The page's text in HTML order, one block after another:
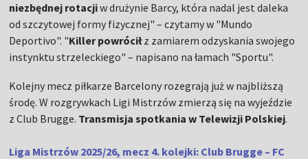
niezbędnej rotacjiw drużynie Barcy, która nadal jest daleka
od szczytowej formy fizycznej" – czytamy w "Mundo
Deportivo". "Killer powróciłz zamiarem odzyskania swojego
instynktu strzeleckiego" – napisano na łamach "Sportu".
Kolejny mecz piłkarze Barcelony rozegrają już w najbliższą
środę. W rozgrywkach Ligi Mistrzów zmierzą się na wyjeździe
z Club Brugge. Transmisja spotkania w Telewizji Polskiej.
Liga Mistrzów 2025/26, mecz 4. kolejki: Club Brugge – FC